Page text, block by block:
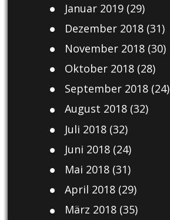
Januar 2019(29)
Dezember 2018(31)
November 2018(30)
Oktober 2018(28)
September 2018(24)
August 2018(32)
Juli 2018(32)
Juni 2018(24)
Mai 2018(31)
April 2018(29)
März 2018(35)